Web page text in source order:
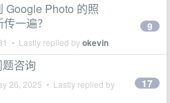
Google Photo 的照
一遍？
• Lastly replied byokevin
9
咨询
26, 2025 • Lastly replied by 17